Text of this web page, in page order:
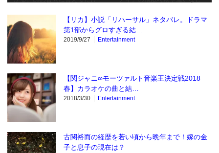
【リカ】小説「リハーサル」ネタバレ。ドラマ
第1部からグロすぎる結…
2019/9/27 Entertainment
【関ジャニ∞モーツァルト音楽王決定戦2018
春】カラオケの曲と結…
2018/3/30 Entertainment
古関裕而の経歴を若い頃から晩年まで！嫁の金
子と息子の現在は？